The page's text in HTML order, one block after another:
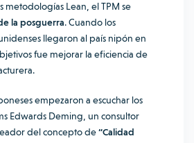
metodologías Lean, el TPM se
la posguerra. Cuando los
llegaron al país nipón en
fue mejorar la eficiencia de
empezaron a escuchar los
Edwards Deming, un consultor
del concepto de“Calidad